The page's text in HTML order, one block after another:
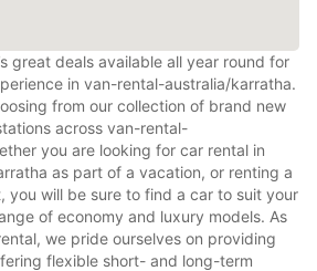
great deals available all year round for
in van-rental-australia/karratha.
from our collection of brand new
across van-rental-
you are looking for car rental in
as part of a vacation, or renting a
you will be sure to find a car to suit your
of economy and luxury models. As
we pride ourselves on providing
flexible short- and long-term